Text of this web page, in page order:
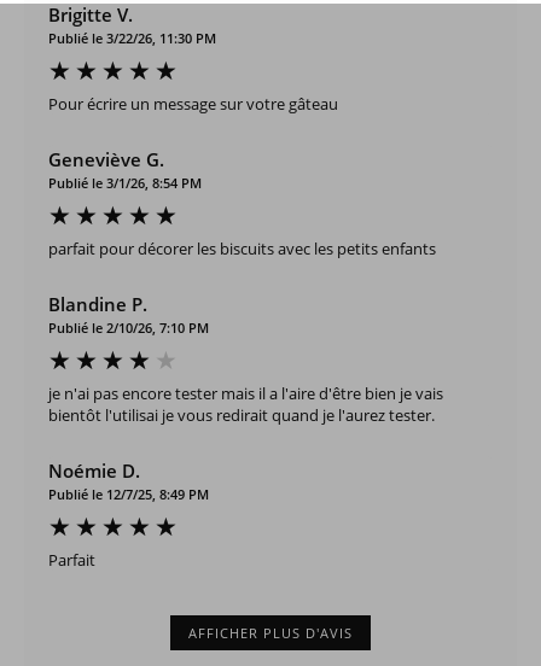
Brigitte V.
Publié le 3/22/26, 11:30 PM
Pour écrire un message sur votre gâteau
Geneviève G.
Publié le 3/1/26, 8:54 PM
parfait pour décorer les biscuits avec les petits enfants
Blandine P.
Publié le 2/10/26, 7:10 PM
je n'ai pas encore tester mais il a l'aire d'être bien je vais
bientôt l'utilisai je vous redirait quand je l'aurez tester.
Noémie D.
Publié le 12/7/25, 8:49 PM
Parfait
AFFICHER PLUS D'AVIS